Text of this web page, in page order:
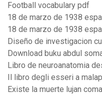
Football vocabulary pdf
18 de marzo de 1938
18 de marzo de 1938
Diseño de investigacion
Download buku abdul
Libro de neuroanatomia
Il libro degli esseri a
Existe la muerte lujan